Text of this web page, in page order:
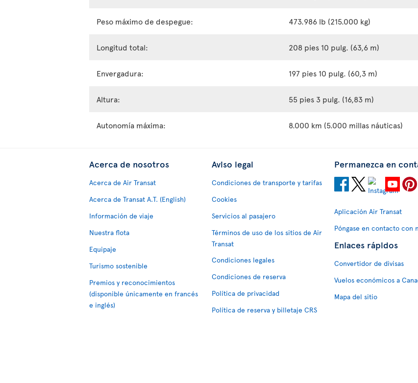
Peso máximo de despegue: 473.986 lb (215.000 kg)
Longitud total: 208 pies 10 pulg. (63,6 m)
Envergadura: 197 pies 10 pulg. (60,3 m)
Altura: 55 pies 3 pulg. (16,83 m)
Autonomía máxima: 8.000 km (5.000 millas náuticas)
Acerca de nosotros
Acerca de Air Transat
Acerca de Transat A.T. (English)
Información de viaje
Nuestra flota
Equipaje
Turismo sostenible
Premios y reconocimientos
(disponible únicamente en francés
e inglés)
Aviso legal
Condiciones de transporte y tarifas
Cookies
Servicios al pasajero
Términos de uso de los sitios de Air
Transat
Condiciones legales
Condiciones de reserva
Política de privacidad
Política de reserva y billetaje CRS
Permanezca en
Aplicación Air Transat
Póngase en contacto con
Enlaces rápidos
Convertidor de divisas
Vuelos económicos a
Mapa del sitio